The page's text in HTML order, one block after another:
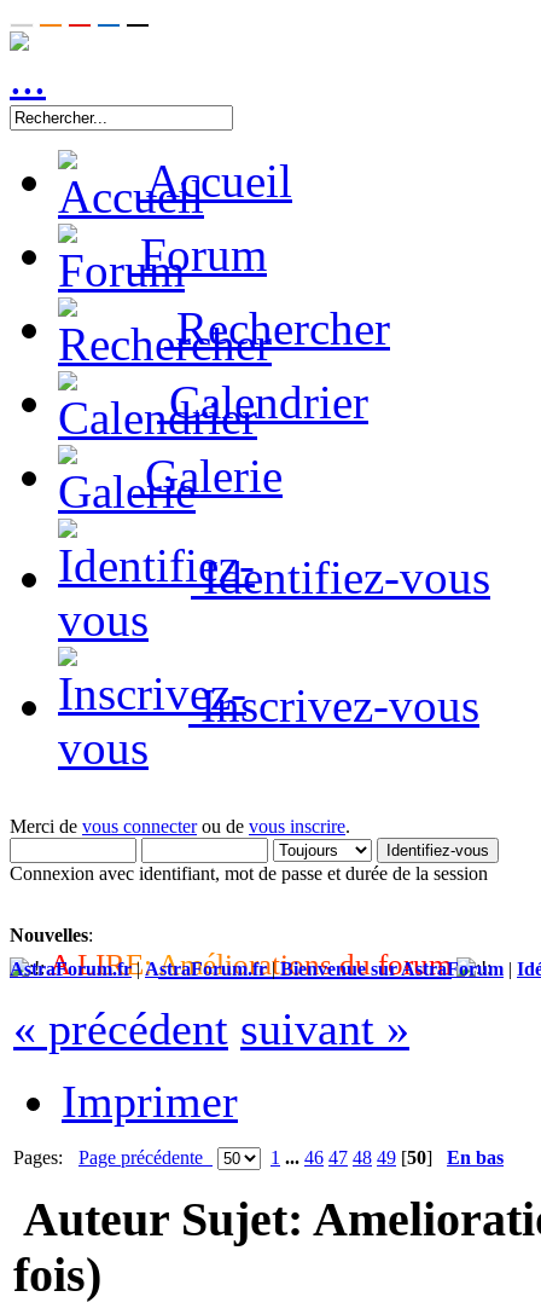
Accueil
Forum
Rechercher
Calendrier
Galerie
Identifiez-vous
Inscrivez-vous
Merci de vous connecterou de vous inscrire.
Connexion avec identifiant, mot de passe et durée de la session
Nouvelles:
A LIRE: Améliorations du forum
AstraForum.fr|AstraForum.fr|Bienvenue sur AstraForum |
« précédent suivant »
Imprimer
Pages: Page précédente 1 ... 46 47 48 49 [50] En bas
Auteur Sujet:
fois)